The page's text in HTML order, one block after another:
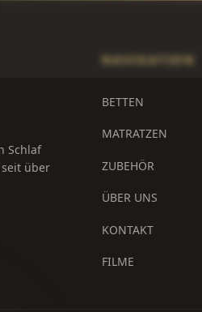
Schlaf
über
NAVIGATION
BETTEN
MATRATZEN
ZUBEHÖR
ÜBER UNS
KONTAKT
FILME